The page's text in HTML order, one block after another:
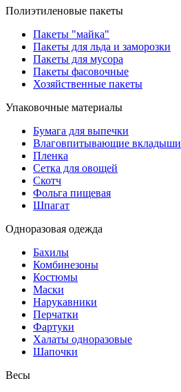
Полиэтиленовые пакеты
Пакеты "майка"
Пакеты для льда и заморозки
Пакеты для мусора
Пакеты фасовочные
Хозяйственные пакеты
Упаковочные материалы
Бумага для выпечки
Влаговпитывающие вкладыши
Пленка
Сетка для овощей
Скотч
Фольга пищевая
Шпагат
Одноразовая одежда
Бахилы
Комбинезоны
Костюмы
Маски
Нарукавники
Перчатки
Фартуки
Халаты одноразовые
Шапочки
Весы